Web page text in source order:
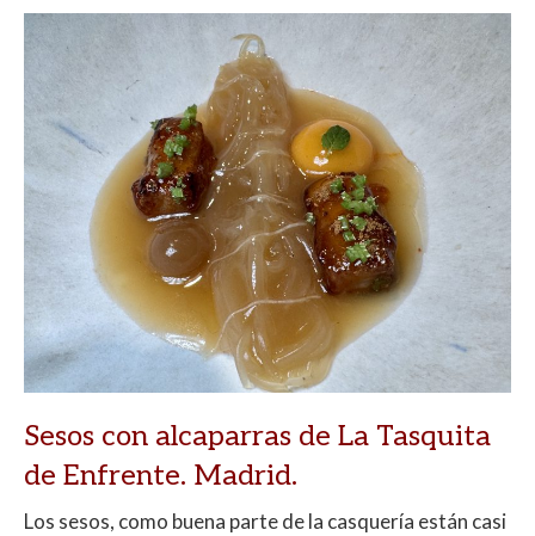
Sesos con alcaparras de La Tasquita
de Enfrente. Madrid.
Los sesos, como buena parte de la casquería están casi